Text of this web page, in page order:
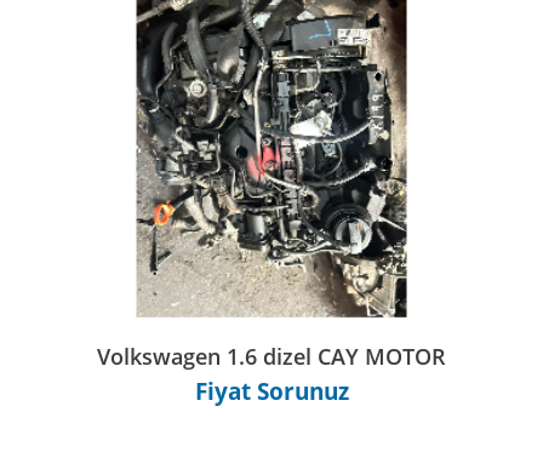
Volkswagen 1.6 dizel CAY MOTOR
Fiyat Sorunuz